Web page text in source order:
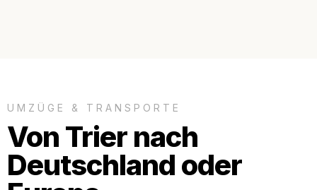
UMZÜGE & TRANSPORTE
Von Trier nach
Deutschland oder